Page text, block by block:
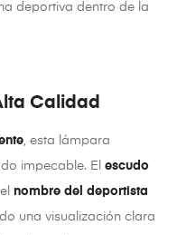
deportiva dentro de la
Calidad
, esta lámpara
impecable. El escudo
nombre del deportista
una visualización clara